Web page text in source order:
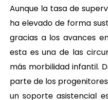
Aunque la tasa de
ha elevado de forma
gracias a los avances
esta es una de las
más morbilidad infantil.
parte de los
un soporte asistencial